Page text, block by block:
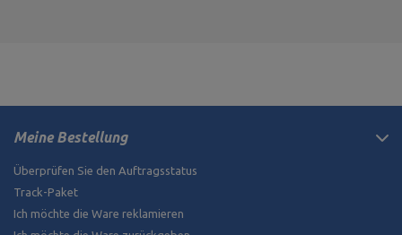
Meine Bestellung
Überprüfen Sie den Auftragsstatus
Track-Paket
Ich möchte die Ware reklamieren